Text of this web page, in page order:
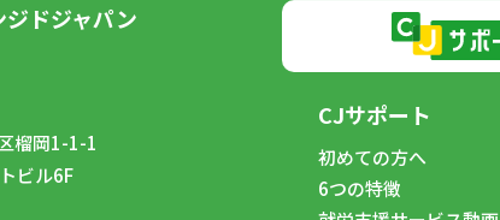
ドジャパン
榴岡1-1-1
ビル6F
CJサポート
初めての方へ
6つの特徴